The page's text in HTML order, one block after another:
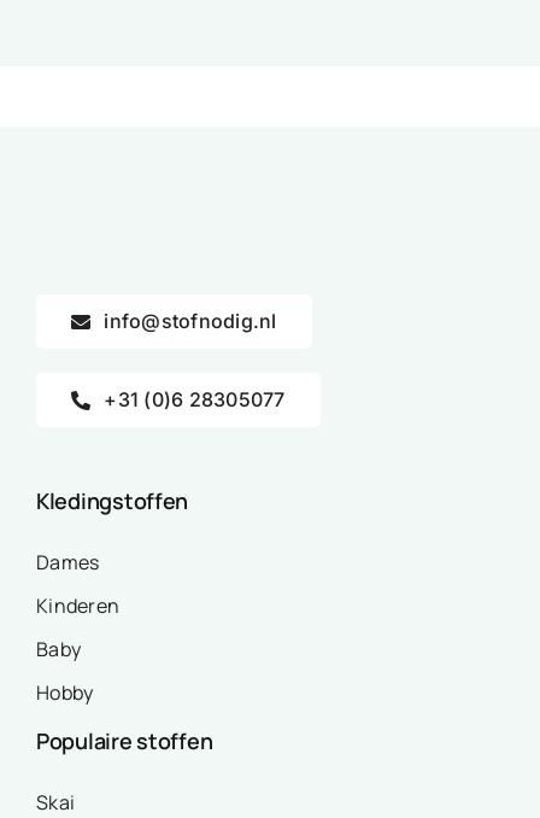
info@stofnodig.nl
+31 (0)6 28305077
Kledingstoffen
Dames
Kinderen
Baby
Hobby
Populaire stoffen
Skai